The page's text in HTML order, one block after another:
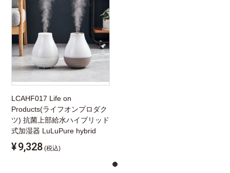
LCAHF017 Life on
Products(ライフオンプロダク
ツ) 抗菌上部給水ハイブリッド
式加湿器 LuLuPure hybrid
¥9,328 (税込)